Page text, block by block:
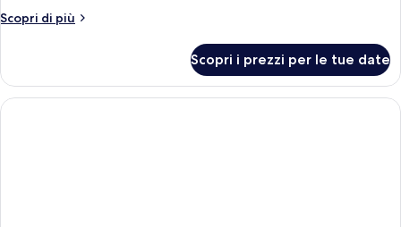
Scopri di più
Altri
Scopri i prezzi per le tue date